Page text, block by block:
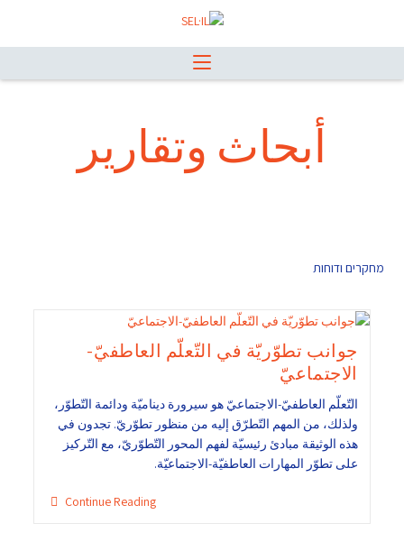
أبحاث وتقارير
מחקרים ודוחות
جوانب تطوّريّة في التّعلّم العاطفيّ-
الاجتماعيّ
التّعلّم العاطفيّ-الاجتماعيّ هو سيرورة ديناميّة ودائمة التّطوّر،
ولذلك، من المهم التّطرّق إليه من منظور تطوّريّ. تجدون في
هذه الوثيقة مبادئ رئيسيّة لفهم المحور التّطوّريّ، مع التّركيز
على تطوّر المهارات العاطفيّة-الاجتماعيّة.
Continue Reading